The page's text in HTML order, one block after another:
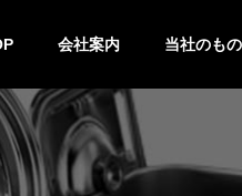
会社案内 当社のも